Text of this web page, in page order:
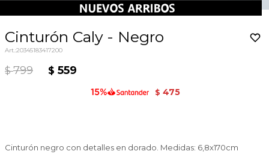
Cinturón Caly - Negro
20345183417200
$ 799 $ 559
$ 475
Cinturón negro con detalles en dorado. Medidas: 6,8x170cm